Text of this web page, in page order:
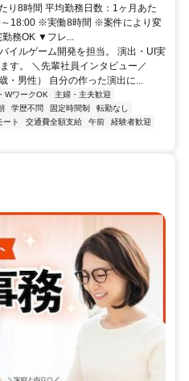
り8時間 平均勤務日数：1ヶ月あた
～18:00 ※実働8時間 ※案件により変
務OK ▼フレ...
イルゲーム開発を担当。 演出・UI実
す。 ＼先輩社員インタビュー／
・男性） 自分の作った演出に...
WワークOK
主婦・主夫歓迎
学歴不問 固定時間制
転勤なし
ート 交通費全額支給 午前
経験者歓迎